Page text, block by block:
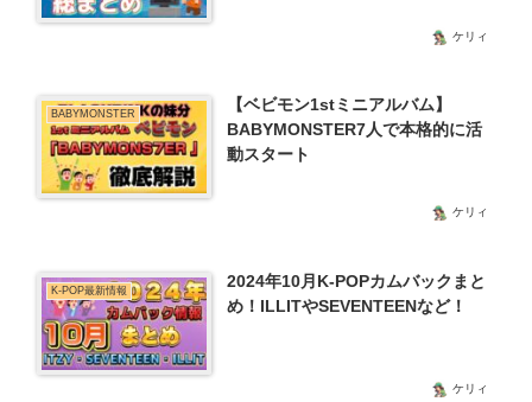
ケリィ
BABYMONSTER
【ベビモン1stミニアルバム】
BABYMONSTER7人で本格的に活
動スタート
ケリィ
K-POP最新情報
2024年10月K-POPカムバックまと
め！ILLITやSEVENTEENなど！
ケリィ